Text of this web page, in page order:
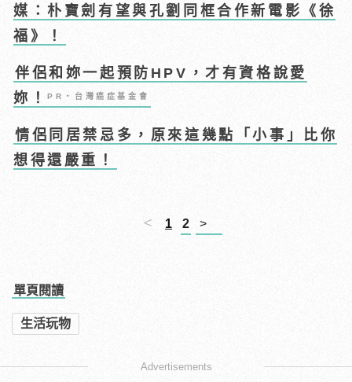
媒：朴寶劍有望與孔劉同框合作新電影《徐
福》！
伴侶和妳一起預防HPV，才有資格說愛
妳！PR・台灣癌症基金會
情侶同居禁忌多，原來這幾點「小事」比你
想得還嚴重！
< 1 2 >
單頁閱讀
生活玩物
Advertisements